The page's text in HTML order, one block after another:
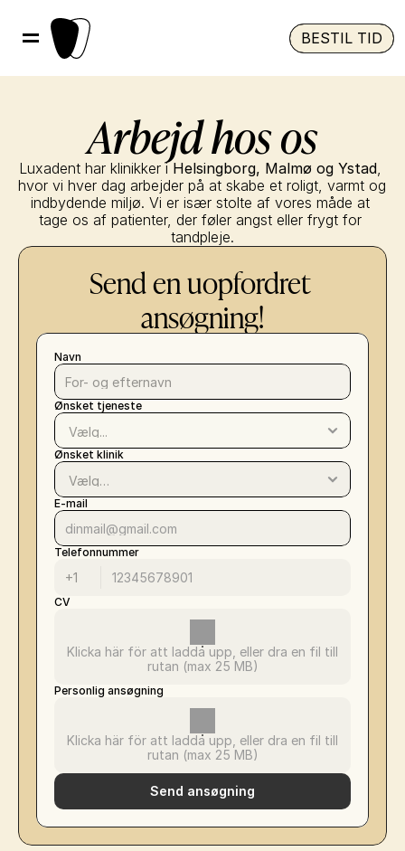
BESTIL TID
Arbejd hos os
Luxadent har klinikker i Helsingborg, Malmø og Ystad,
hvor vi hver dag arbejder på at skabe et roligt, varmt og
indbydende miljø. Vi er især stolte af vores måde at
tage os af patienter, der føler angst eller frygt for
tandpleje.
Send en uopfordret
ansøgning!
Navn
Ønsket tjeneste
Ønsket klinik
E-mail
Telefonnummer
CV
Klicka här för att ladda upp, eller dra en fil till
rutan (max 25 MB)
Personlig ansøgning
Klicka här för att ladda upp, eller dra en fil till
rutan (max 25 MB)
Send ansøgning